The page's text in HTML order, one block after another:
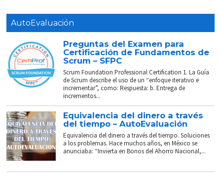
AutoEvaluación
Preguntas del Examen para
Certificación de Fundamentos de
Scrum – SFPC
Scrum Foundation Professional Certification 1. La Guía
de Scrum describe el uso de un “enfoque iterativo e
incrementar”, como: Respuesta: b. Entrega de
incrementos...
Equivalencia del dinero a través
del tiempo – AutoEvaluación
Equivalencia del dinero a través del tiempo. Soluciones
a los problemas. Hace muchos años, en México se
anunciaba: “Invierta en Bonos del Ahorro Nacional,...